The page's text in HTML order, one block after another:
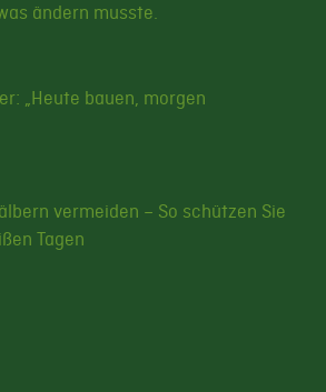
ändern musste.
„Heute bauen, morgen
vermeiden – So schützen Sie
Tagen